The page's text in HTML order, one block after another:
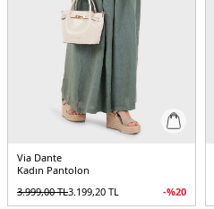
Via Dante
Kadın Pantolon
3.999,00TL3.199,20 TL -%20